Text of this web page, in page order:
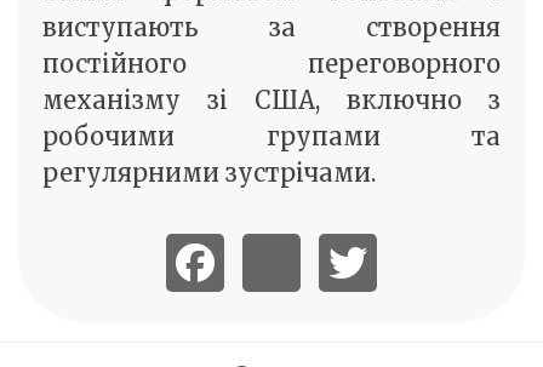
виступають за створення
постійного переговорного
механізму зі США, включно з
робочими групами та
регулярними зустрічами.